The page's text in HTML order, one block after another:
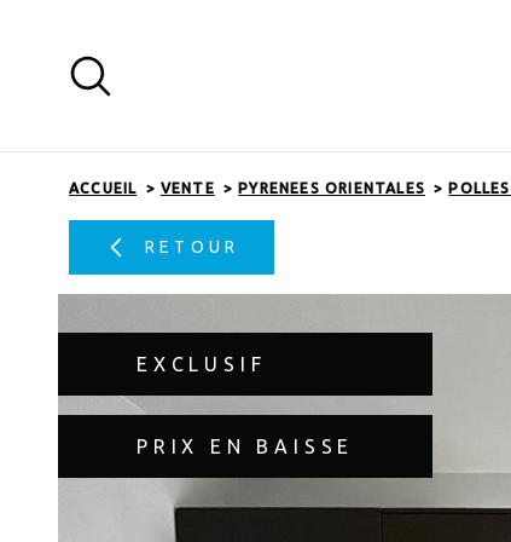
contenu
ACCUEIL VENTE PYRENEES ORIENTALES
RETOUR
EXCLUSIF
PRIX EN BAISSE